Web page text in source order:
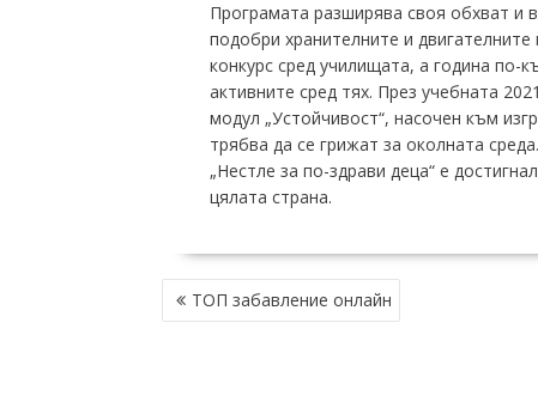
Програмата разширява своя обхват и
подобри хранителните и
конкурс сред училищата, а година по-
активните сред тях. През учебната
модул „Устойчивост“, насочен към
трябва да се грижат за околната
„Нестле за по-здрави деца“ е
цялата страна.
НАВИГАЦИЯ
ТОП забавление онлайн